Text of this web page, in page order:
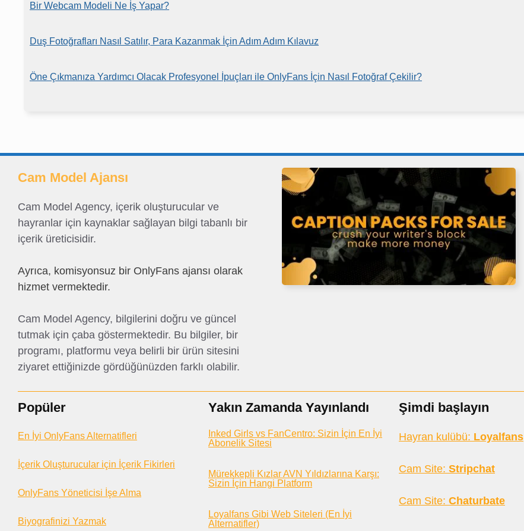
Bir Webcam Modeli Ne İş Yapar?
Duş Fotoğrafları Nasıl Satılır, Para Kazanmak İçin Adım Adım Kılavuz
Öne Çıkmanıza Yardımcı Olacak Profesyonel İpuçları ile OnlyFans İçin Nasıl Fotoğraf Çekilir?
Cam Model Ajansı
Cam Model Agency, içerik oluşturucular ve
hayranlar için kaynaklar sağlayan bilgi tabanlı bir
içerik üreticisidir.
Ayrıca, komisyonsuz bir OnlyFans ajansı olarak
hizmet vermektedir.
Cam Model Agency, bilgilerini doğru ve güncel
tutmak için çaba göstermektedir. Bu bilgiler, bir
programı, platformu veya belirli bir ürün sitesini
ziyaret ettiğinizde gördüğünüzden farklı olabilir.
Popüler
En İyi OnlyFans Alternatifleri
İçerik Oluşturucular için İçerik Fikirleri
OnlyFans Yöneticisi İşe Alma
Biyografinizi Yazmak
Yakın Zamanda Yayınlandı
Inked Girls vs FanCentro: Sizin İçin En İyi
Abonelik Sitesi
Mürekkepli Kızlar AVN Yıldızlarına Karşı:
Sizin İçin Hangi Platform
Loyalfans Gibi Web Siteleri (En İyi
Alternatifler)
Şimdi başlayın
Hayran kulübü: Loyalfans
Cam Site: Stripchat
Cam Site: Chaturbate